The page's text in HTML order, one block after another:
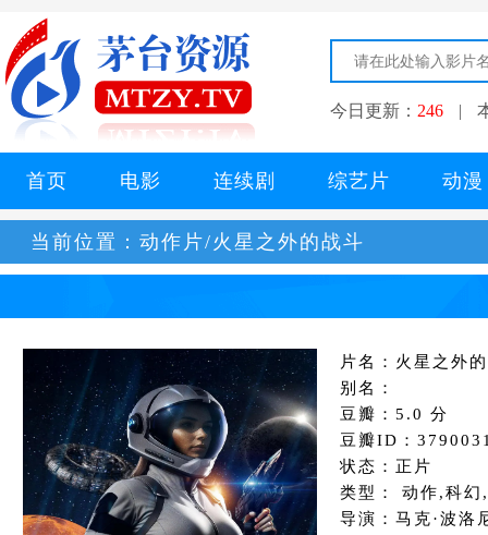
今日更新： 246 |
首页 电影 连续剧 综艺片 动漫
当前位置： 动作片/火星之外的战斗
片名：火星之外
别名：
豆瓣：5.0 分
豆瓣ID：
状态：正片
类型： 动作,科幻
导演：马克·波洛